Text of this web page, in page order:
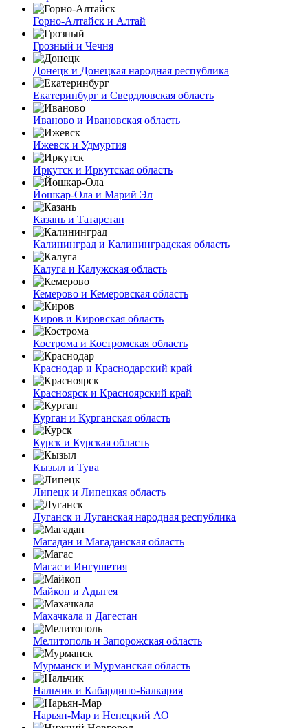
Горно-Алтайск и Алтай
Грозный и Чечня
Донецк и Донецкая народная республика
Екатеринбург и Свердловская область
Иваново и Ивановская область
Ижевск и Удмуртия
Иркутск и Иркутская область
Йошкар-Ола и Марий Эл
Казань и Татарстан
Калининград и Калининградская область
Калуга и Калужская область
Кемерово и Кемеровская область
Киров и Кировская область
Кострома и Костромская область
Краснодар и Краснодарский край
Красноярск и Красноярский край
Курган и Курганская область
Курск и Курская область
Кызыл и Тува
Липецк и Липецкая область
Луганск и Луганская народная республика
Магадан и Магаданская область
Магас и Ингушетия
Майкоп и Адыгея
Махачкала и Дагестан
Мелитополь и Запорожская область
Мурманск и Мурманская область
Нальчик и Кабардино-Балкария
Нарьян-Мар и Ненецкий АО